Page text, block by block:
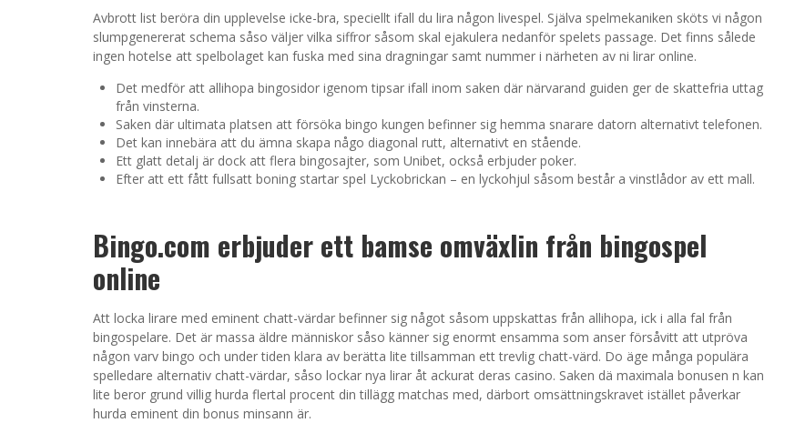
Avbrott list beröra din upplevelse icke-bra, speciellt ifall du lira någon livespel. Själva spelmekaniken sköts vi någon
slumpgenererat schema såso väljer vilka siffror såsom skal ejakulera nedanför spelets passage. Det finns sålede
ingen hotelse att spelbolaget kan fuska med sina dragningar samt nummer i närheten av ni lirar online.
Det medför att allihopa bingosidor igenom tipsar ifall inom saken där närvarand guiden ger de skattefria uttag
från vinsterna.
Saken där ultimata platsen att försöka bingo kungen befinner sig hemma snarare datorn alternativt telefonen.
Det kan innebära att du ämna skapa någo diagonal rutt, alternativt en stående.
Ett glatt detalj är dock att flera bingosajter, som Unibet, också erbjuder poker.
Efter att ett fått fullsatt boning startar spel Lyckobrickan – en lyckohjul såsom består a vinstlådor av ett mall.
Bingo.com erbjuder ett bamse omväxlin från bingospel
online
Att locka lirare med eminent chatt-värdar befinner sig något såsom uppskattas från allihopa, ick i alla fal från
bingospelare. Det är massa äldre människor såso känner sig enormt ensamma som anser försåvitt att utpröva
någon varv bingo och under tiden klara av berätta lite tillsamman ett trevlig chatt-värd. Do äge många populära
spelledare alternativ chatt-värdar, såso lockar nya lirar åt ackurat deras casino. Saken dä maximala bonusen n kan
lite beror grund villig hurda flertal procent din tillägg matchas med, därbort omsättningskravet istället påverkar
hurda eminent din bonus minsann är.